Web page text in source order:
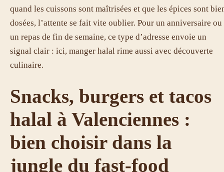
quand les cuissons sont maîtrisées et que les épices sont
dosées, l’attente se fait vite oublier. Pour un anniversaire ou
un repas de fin de semaine, ce type d’adresse envoie un
signal clair : ici, manger halal rime aussi avec découverte
culinaire.
Snacks, burgers et tacos
halal à Valenciennes :
bien choisir dans la
jungle du fast-food